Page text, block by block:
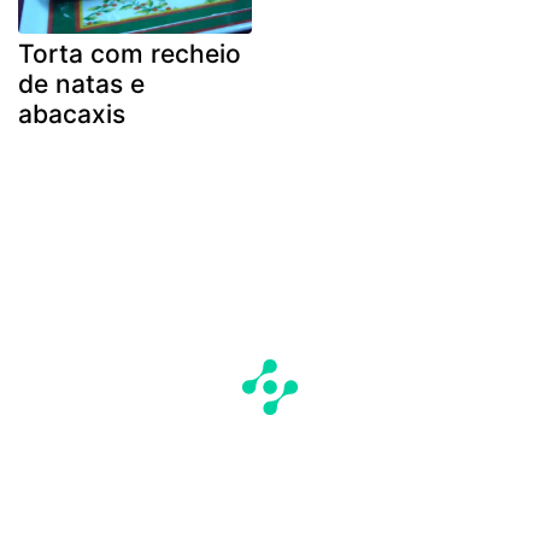
Torta com recheio
de natas e
abacaxis